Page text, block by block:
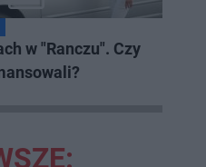
w "Ranczu". Czy